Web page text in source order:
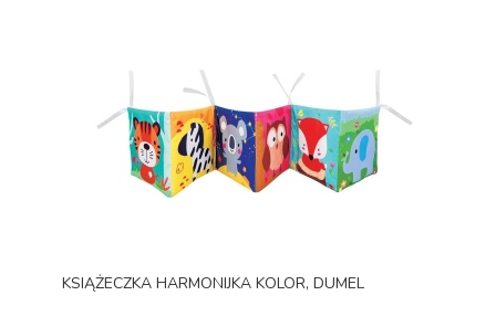
KSIĄŻECZKA HARMONIJKA KOLOR, DUMEL